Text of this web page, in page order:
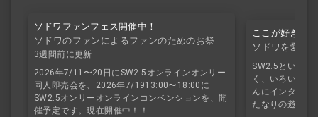
ソドワファンフェス開催中！
ソドワのファンによるファンのためのお祭
り！
3週間前に更新
2026年7/11〜20日にSW2.5オンラインオンリー
同人即売会を、2026年7/1913:00〜18:00に
SW2.5オンリーオンラインコンベンションを、開
催予定です。現在開催中！！
ここが好き！
ソドワを愛す
SW2.5という
く、いろいろな
んにインタビュ
たなりの遊び方